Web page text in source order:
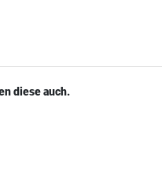
diese auch.